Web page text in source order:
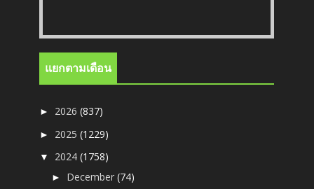
แยกตามเดือน
► 2026(837)
► 2025(1229)
▼ 2024(1758)
► December(74)